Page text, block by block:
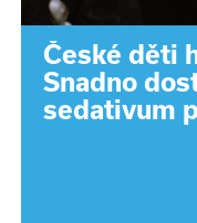
České děti
Snadno
sedativum